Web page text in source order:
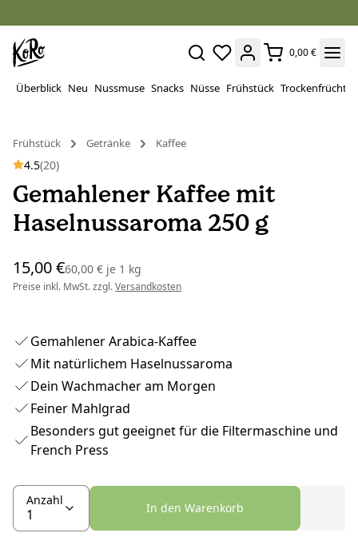
0,00 €
Überblick Neu Nussmuse Snacks Nüsse Frühstück Trockenfrüchte
Frühstück
Getränke Kaffee
4.5(20)
Gemahlener Kaffee mit
Haselnussaroma 250 g
15,00 €60,00 € je 1 kg
Preise inkl. MwSt. zzgl.Versandkosten
Gemahlener Arabica-Kaffee
Mit natürlichem Haselnussaroma
Dein Wachmacher am Morgen
Feiner Mahlgrad
Besonders gut geeignet für die Filtermaschine und
French Press
Anzahl
In den Warenkorb